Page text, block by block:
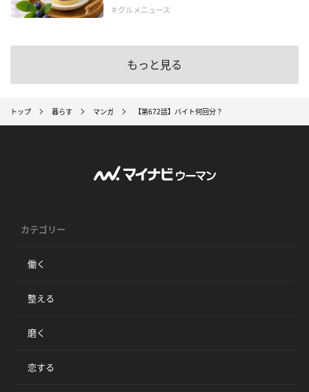
＃グルメニュース
もっと見る
トップ 暮らす マンガ 【第672話】バイト何回分？
カテゴリー
働く
整える
磨く
恋する